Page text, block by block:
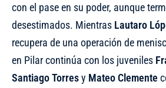
con el pase en su poder, aunque
desestimados. Mientras Lautaro
recupera de una operación de
en Pilar continúa con los juveniles
Santiago Torresy Mateo Clemente